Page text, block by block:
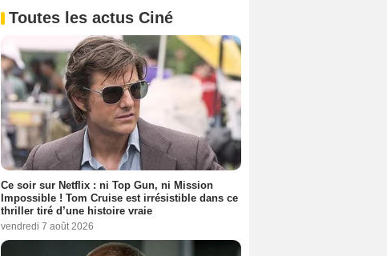
Toutes les actus Ciné
Ce soir sur Netflix : ni Top Gun, ni Mission
Impossible ! Tom Cruise est irrésistible dans ce
thriller tiré d’une histoire vraie
vendredi 7 août 2026